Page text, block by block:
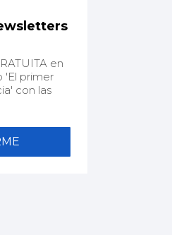
en
'El primer
con las